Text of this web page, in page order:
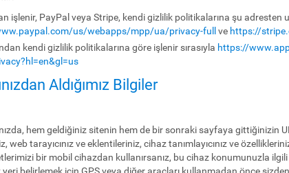
işlenir, PayPal veya Stripe, kendi gizlilik politikalarına şu adresten
us/webapps/mpp/ua/privacy-full ve https://
kendi gizlilik politikalarına göre işlenir sırasıyla https://
Aldığımız Bilgiler
hem geldiğiniz sitenin hem de bir sonraki sayfaya gittiğinizin
tarayıcınız ve eklentileriniz, cihaz tanımlayıcınız ve
bir mobil cihazdan kullanırsanız, bu cihaz konumunuzla ilgili